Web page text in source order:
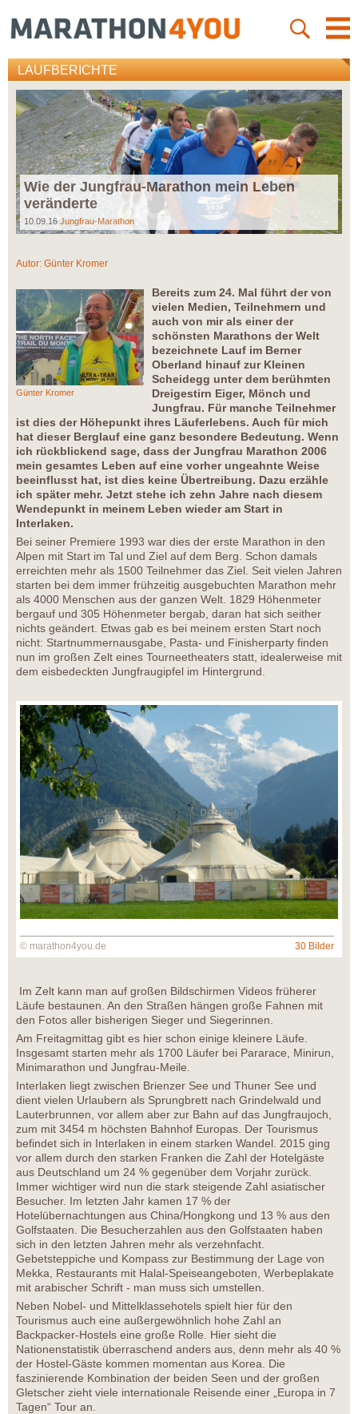
LAUFBERICHTE
Wie der Jungfrau-Marathon mein Leben
veränderte
10.09.16Jungfrau-Marathon
Autor: Günter Kromer
Günter Kromer
Bereits zum 24. Mal führt der von
vielen Medien, Teilnehmern und
auch von mir als einer der
schönsten Marathons der Welt
bezeichnete Lauf im Berner
Oberland hinauf zur Kleinen
Scheidegg unter dem berühmten
Dreigestirn Eiger, Mönch und
Jungfrau. Für manche Teilnehmer
ist dies der Höhepunkt ihres Läuferlebens. Auch für mich
hat dieser Berglauf eine ganz besondere Bedeutung. Wenn
ich rückblickend sage, dass der Jungfrau Marathon 2006
mein gesamtes Leben auf eine vorher ungeahnte Weise
beeinflusst hat, ist dies keine Übertreibung. Dazu erzähle
ich später mehr. Jetzt stehe ich zehn Jahre nach diesem
Wendepunkt in meinem Leben wieder am Start in
Interlaken.
Bei seiner Premiere 1993 war dies der erste Marathon in den
Alpen mit Start im Tal und Ziel auf dem Berg. Schon damals
erreichten mehr als 1500 Teilnehmer das Ziel. Seit vielen Jahren
starten bei dem immer frühzeitig ausgebuchten Marathon mehr
als 4000 Menschen aus der ganzen Welt. 1829 Höhenmeter
bergauf und 305 Höhenmeter bergab, daran hat sich seither
nichts geändert. Etwas gab es bei meinem ersten Start noch
nicht: Startnummernausgabe, Pasta- und Finisherparty finden
nun im großen Zelt eines Tourneetheaters statt, idealerweise mit
dem eisbedeckten Jungfraugipfel im Hintergrund.
© marathon4you.de 30 Bilder
Im Zelt kann man auf großen Bildschirmen Videos früherer
Läufe bestaunen. An den Straßen hängen große Fahnen mit
den Fotos aller bisherigen Sieger und Siegerinnen.
Am Freitagmittag gibt es hier schon einige kleinere Läufe.
Insgesamt starten mehr als 1700 Läufer bei Pararace, Minirun,
Minimarathon und Jungfrau-Meile.
Interlaken liegt zwischen Brienzer See und Thuner See und
dient vielen Urlaubern als Sprungbrett nach Grindelwald und
Lauterbrunnen, vor allem aber zur Bahn auf das Jungfraujoch,
zum mit 3454 m höchsten Bahnhof Europas. Der Tourismus
befindet sich in Interlaken in einem starken Wandel. 2015 ging
vor allem durch den starken Franken die Zahl der Hotelgäste
aus Deutschland um 24 % gegenüber dem Vorjahr zurück.
Immer wichtiger wird nun die stark steigende Zahl asiatischer
Besucher. Im letzten Jahr kamen 17 % der
Hotelübernachtungen aus China/Hongkong und 13 % aus den
Golfstaaten. Die Besucherzahlen aus den Golfstaaten haben
sich in den letzten Jahren mehr als verzehnfacht.
Gebetsteppiche und Kompass zur Bestimmung der Lage von
Mekka, Restaurants mit Halal-Speiseangeboten, Werbeplakate
mit arabischer Schrift - man muss sich umstellen.
Neben Nobel- und Mittelklassehotels spielt hier für den
Tourismus auch eine außergewöhnlich hohe Zahl an
Backpacker-Hostels eine große Rolle. Hier sieht die
Nationenstatistik überraschend anders aus, denn mehr als 40 %
der Hostel-Gäste kommen momentan aus Korea. Die
faszinierende Kombination der beiden Seen und der großen
Gletscher zieht viele internationale Reisende einer „Europa in 7
Tagen“ Tour an.